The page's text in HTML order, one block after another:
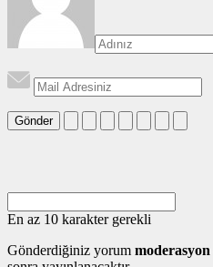
Gönder
En az 10 karakter gerekli
Gönderdiğiniz yorum moderasyon